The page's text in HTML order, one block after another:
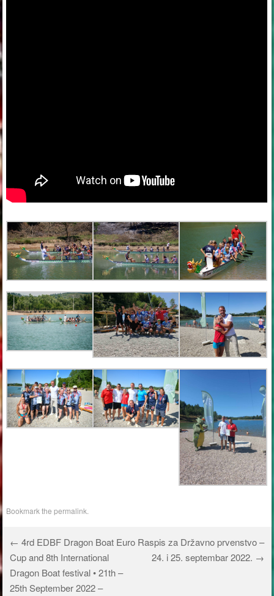
Bookmark thepermalink
Post navigation
← 4rd EDBF Dragon Boat Euro
Cup and 8th International
Dragon Boat festival • 21th –
25th September 2022 –
Raspis za Državno prvenstvo –
24. i 25. septembar 2022. →